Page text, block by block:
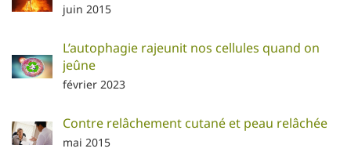
juin 2015
L’autophagie rajeunit nos cellules quand on
jeûne
février 2023
Contre relâchement cutané et peau relâchée
mai 2015